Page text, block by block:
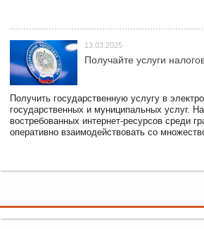
13.03.2025
Получайте услуги
Получить государственную услугу в
государственных и муниципальных услуг.
востребованных интернет-ресурсов среди
оперативно взаимодействовать со